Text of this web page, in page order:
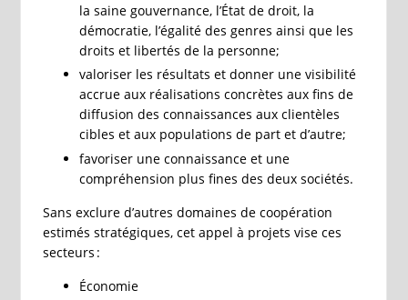
la saine gouvernance, l’État de droit, la
démocratie, l’égalité des genres ainsi que les
droits et libertés de la personne;
valoriser les résultats et donner une visibilité
accrue aux réalisations concrètes aux fins de
diffusion des connaissances aux clientèles
cibles et aux populations de part et d’autre;
favoriser une connaissance et une
compréhension plus fines des deux sociétés.
Sans exclure d’autres domaines de coopération
estimés stratégiques, cet appel à projets vise ces
secteurs :
Économie